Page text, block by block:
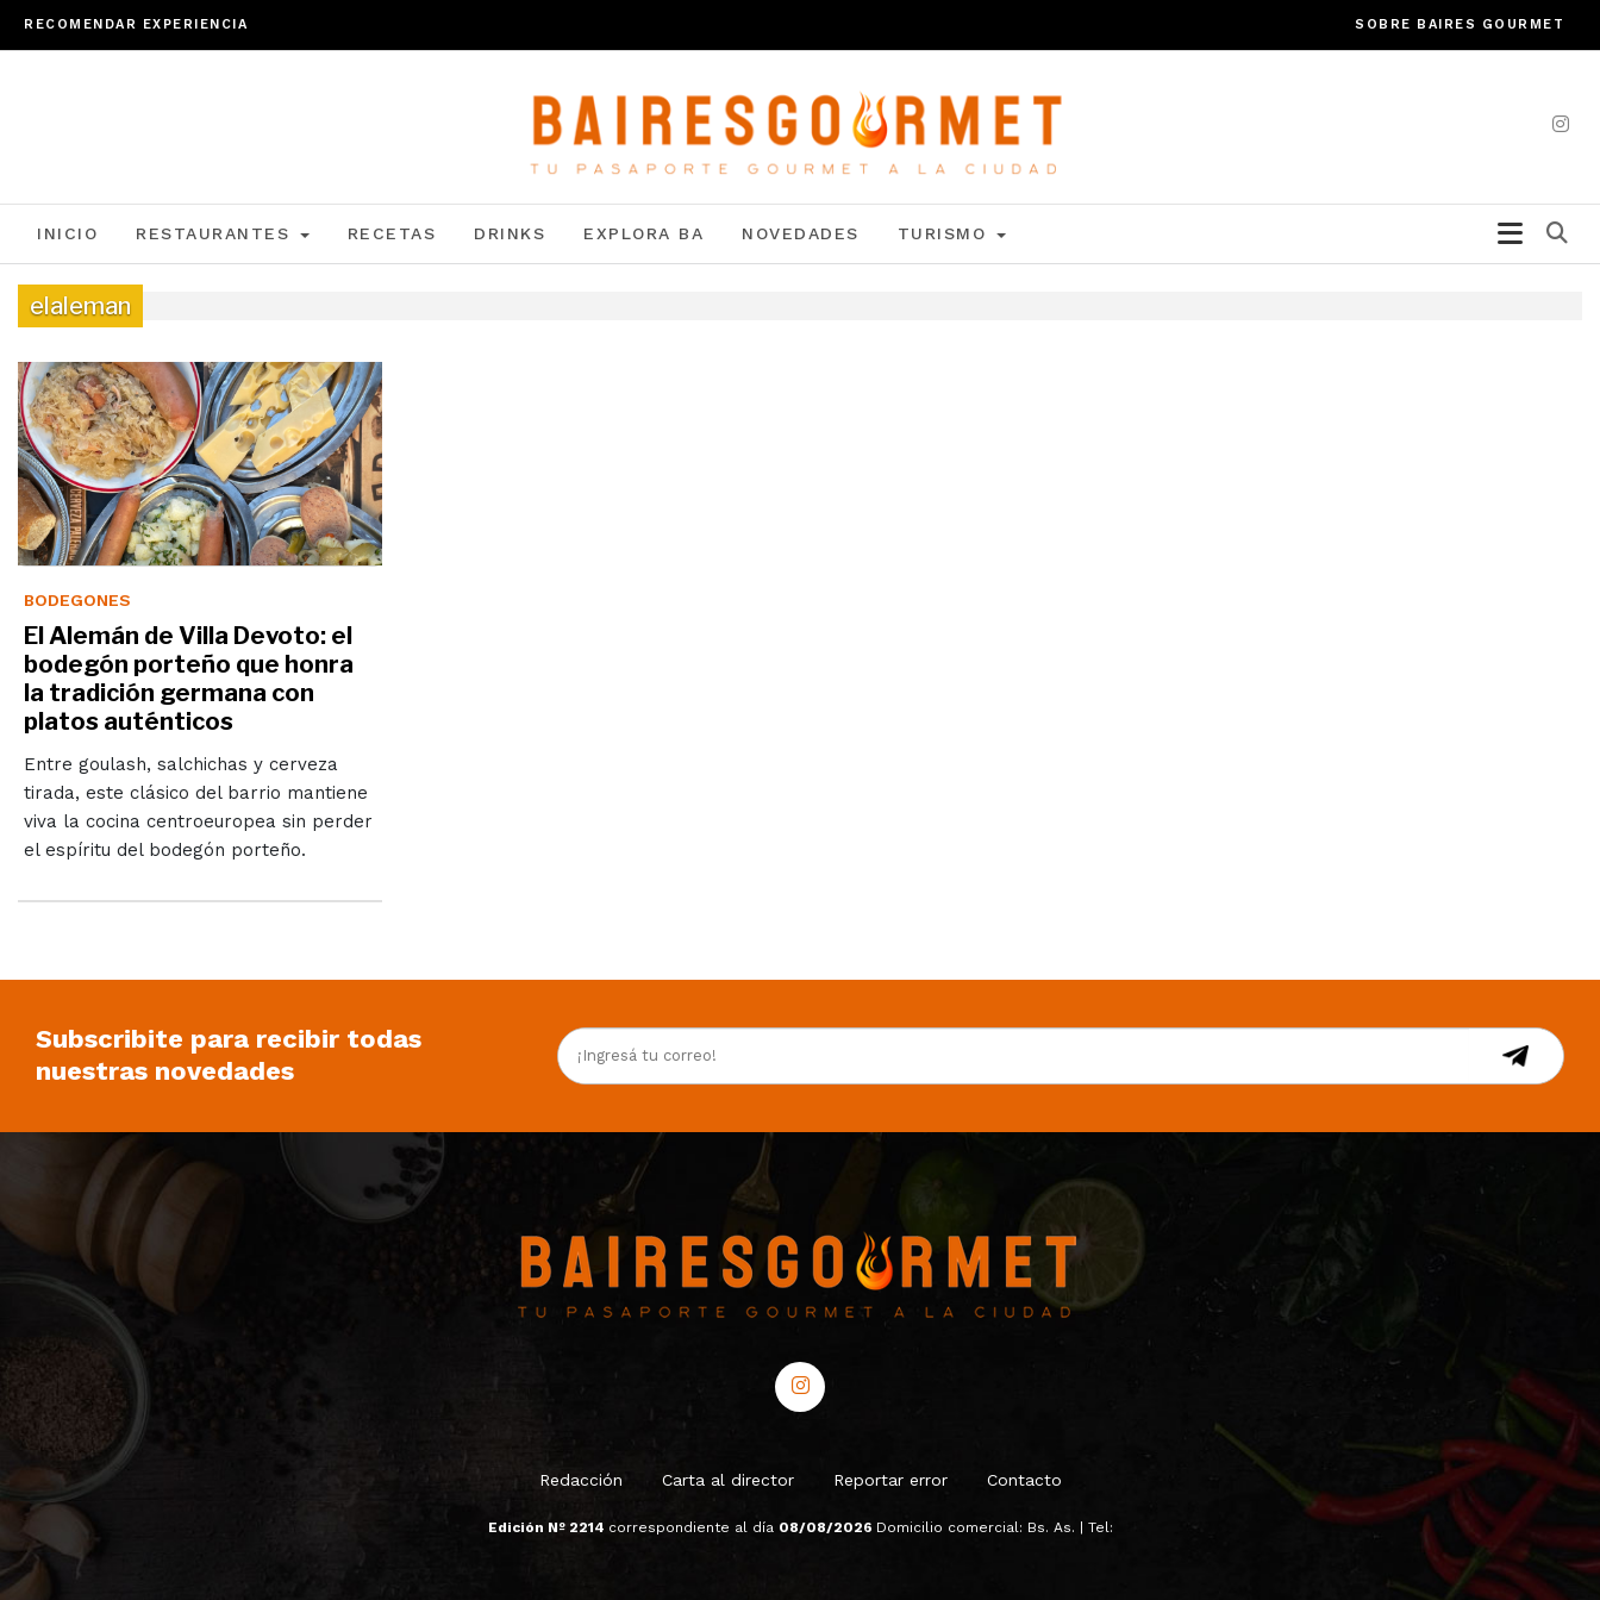
RECOMENDAR EXPERIENCIA SOBRE BAIRES GOURMET
INICIO RESTAURANTES RECETAS DRINKS EXPLORA BA NOVEDADES TURISMO
elaleman
BODEGONES
El Alemán de Villa Devoto: el
bodegón porteño que honra
la tradición germana con
platos auténticos
Entre goulash, salchichas y cerveza
tirada, este clásico del barrio mantiene
viva la cocina centroeuropea sin perder
el espíritu del bodegón porteño.
Subscribite para recibir todas
nuestras novedades
Redacción Carta al director Reportar error Contacto
Edición Nº 2214 correspondiente al día 08/08/2026 Domicilio comercial: Bs. As. | Tel: